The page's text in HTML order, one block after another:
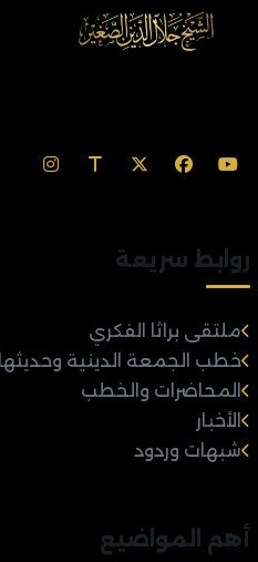
روابط سريعة
ملتقى براثا الفكري
خطب الجمعة الدينية وحديثها
المحاضرات والخطب
الأخبار
شبهات وردود
أهم المواضيع